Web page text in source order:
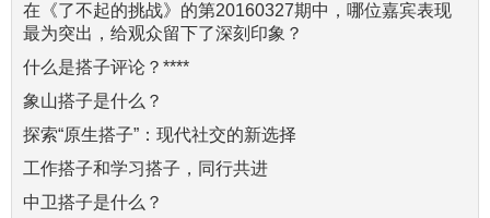
在《了不起的挑战》的第20160327期中，哪位嘉宾表现
最为突出，给观众留下了深刻印象？
什么是搭子评论？****
象山搭子是什么？
探索“原生搭子”：现代社交的新选择
工作搭子和学习搭子，同行共进
中卫搭子是什么？